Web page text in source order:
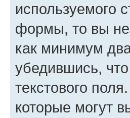
используемого
формы, то вы не
как минимум
убедившись,
текстового
которые могут